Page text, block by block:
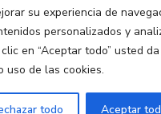
su experiencia de
personalizados y
en “Aceptar todo” usted
uso de las cookies.
todo Aceptar